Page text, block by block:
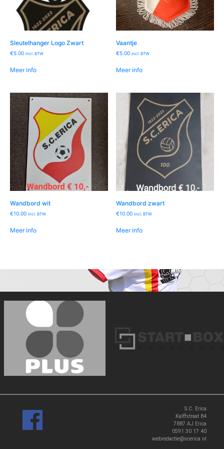
Sleutelhanger Logo Zwart
€5.00 incl. BTW
Meer info
Vaantje
€5.00 incl. BTW
Meer info
Wandbord wit
€10.00 incl. BTW
Meer info
Wandbord zwart
€10.00 incl. BTW
Meer info
S.C. Erica
Kalffstraat 84
7887 AJ Erica
0591 30 17 40
webredactie@scerica.nl